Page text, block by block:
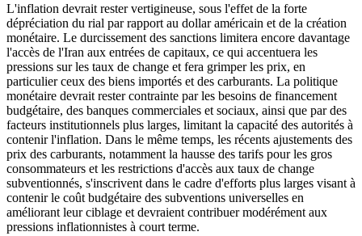
L'inflation devrait rester vertigineuse, sous l'effet de la forte
dépréciation du rial par rapport au dollar américain et de la création
monétaire. Le durcissement des sanctions limitera encore davantage
l'accès de l'Iran aux entrées de capitaux, ce qui accentuera les
pressions sur les taux de change et fera grimper les prix, en
particulier ceux des biens importés et des carburants. La politique
monétaire devrait rester contrainte par les besoins de financement
budgétaire, des banques commerciales et sociaux, ainsi que par des
facteurs institutionnels plus larges, limitant la capacité des autorités à
contenir l'inflation. Dans le même temps, les récents ajustements des
prix des carburants, notamment la hausse des tarifs pour les gros
consommateurs et les restrictions d'accès aux taux de change
subventionnés, s'inscrivent dans le cadre d'efforts plus larges visant à
contenir le coût budgétaire des subventions universelles en
améliorant leur ciblage et devraient contribuer modérément aux
pressions inflationnistes à court terme.